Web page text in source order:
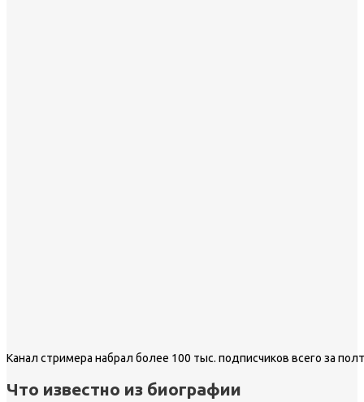
Канал стримера набрал более 100 тыс. подписчиков всего за
Что известно из биографии